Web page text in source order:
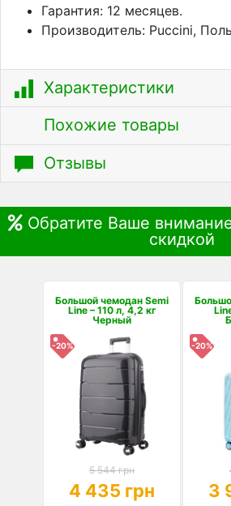
Гарантия: 12 месяцев.
Производитель: Puccini,
Характеристики
Похожие товары
Отзывы
Обратите Ваше
скидкой
Большой чемодан Semi
Line – 110 л, 4,2 кг
Черный
-20%
5 544 грн
4 435 грн
-20%
3